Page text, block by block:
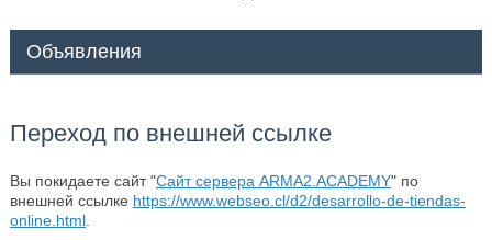
Объявления
Переход по внешней ссылке
Вы покидаете сайт "Сайт сервера ARMA2.ACADEMY" по
внешней ссылке https://www.webseo.cl/d2/desarrollo-de-tiendas-
online.html.